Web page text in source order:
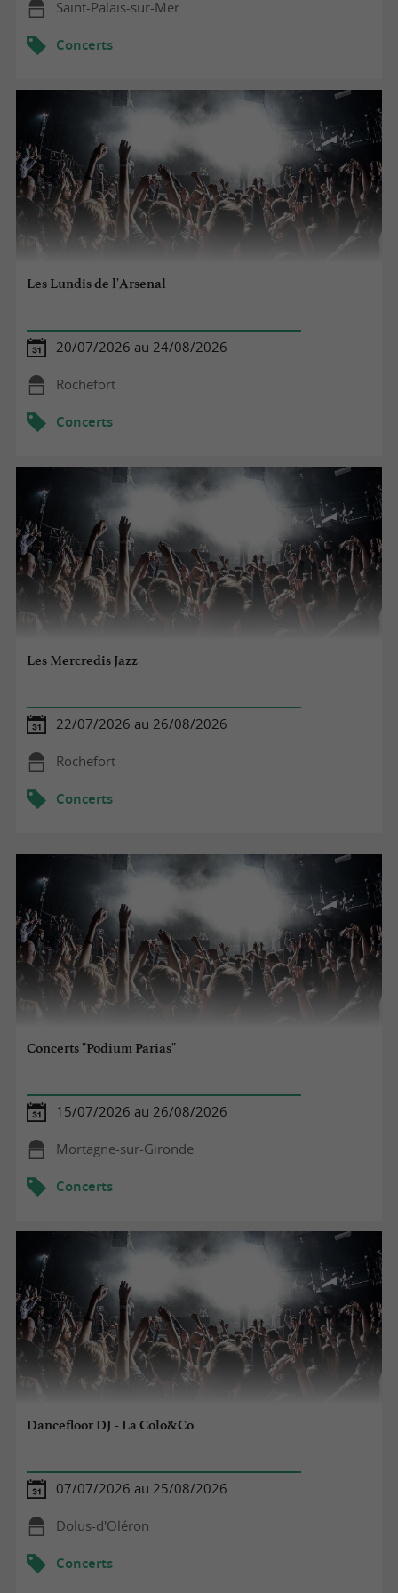
Saint-Palais-sur-Mer
Concerts
Les Lundis de l'Arsenal
20/07/2026 au 24/08/2026
Rochefort
Concerts
Les Mercredis Jazz
22/07/2026 au 26/08/2026
Rochefort
Concerts
Concerts "Podium Parias"
15/07/2026 au 26/08/2026
Mortagne-sur-Gironde
Concerts
Dancefloor DJ - La Colo&Co
07/07/2026 au 25/08/2026
Dolus-d'Oléron
Concerts